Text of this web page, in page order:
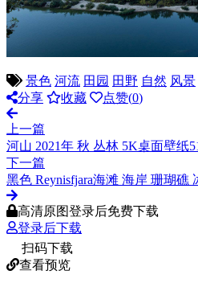
景色 河流 田园 田野 自然 风景
分享
收藏 点赞(0)
上一篇
河山 2021年 秋 丛林 5K桌面壁纸
下一篇
黑色 Reynisfjara海滩 海岸 珊瑚礁
高清原图登录后免费下载
登录后下载
扫码下载
查看预览